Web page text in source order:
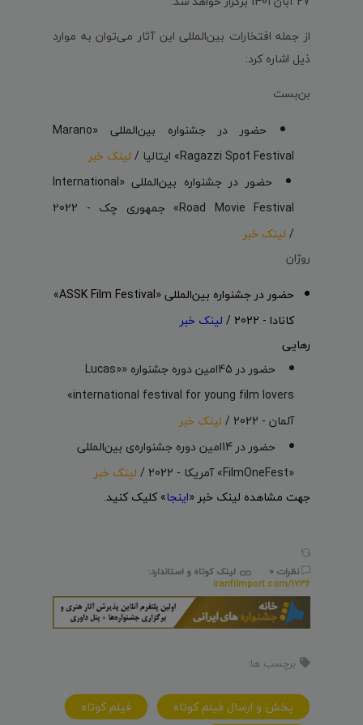
از جمله افتخارات بین‌المللی این آثار می‌توان به موارد
ذیل اشاره کرد:
بن‌بست
حضور در جشنواره بین‌المللی «Marano
Ragazzi Spot Festival» ایتالیا /
لینک خبر
حضور در جشنواره بین‌المللی «International
Road Movie Festival» جمهوری چک - 2022
/ لینک خبر
روژان
حضور در جشنواره بین‌المللی «ASSK Film Festival»
کانادا - 2022 /
لینک خبر
رهایی
حضور در 45امین دوره جشنواره ««Lucas
international festival for young film lovers»
آلمان - 2022 /
لینک خبر
حضور در 14امین دوره جشنواره‌ی بین‌المللی
«FilmOneFest» آمریکا - 2022 /
لینک خبر
جهت مشاهده لینک خبر «اینجا» کلیک کنید.
نظرات 0
لینک کوتاه و استاندارد:
iranfilmport.com/1736
برچسب ها:
پخش و ارسال فيلم کوتاه
فيلم کوتاه